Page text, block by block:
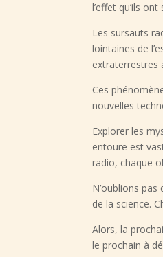
l’effet qu’ils
Les sursauts
lointaines de
extraterrestres
Ces
nouvelles
Explorer les
entoure est
radio, chaque
N’oublions
de la science.
Alors, la
le prochain à